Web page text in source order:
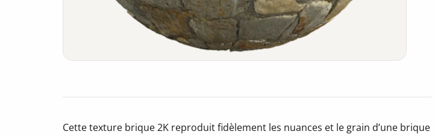
Cette texture brique 2K reproduit fidèlement les nuances et le grain d’une brique